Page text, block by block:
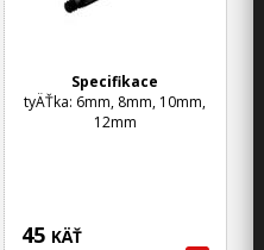
45 KÄŤ
Specifikace
tyÄŤka: 6mm, 8mm, 10mm,
12mm